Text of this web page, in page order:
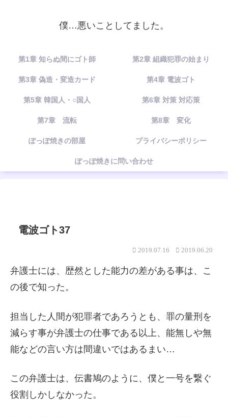
僕…悪いことしてました。
第1章 知らぬ間にゴト師 第2章 組織犯罪の始まり
第3章 偽造・変造カード 第4章 電波ゴト
第5章 韓国人・○国人 第6章 対策 対応策
第7章 流転 第8章 変化
ぽっぽ焼きの部屋 プライバシーポリシー
ぽっぽ焼きに問い合わせ
電波ゴト37
2019.07.16 2019.06.20
弁護士には、歴然とした能力の差がある事は、こ
の後で知った。
担当した人間が犯罪者であろうとも、罪の量刑を
減らす事が弁護士の仕事である以上、能無しや無
能などの言い方は間違いではあるまい…
この弁護士は、伝書鳩のように、僕と一号を繋ぐ
役割しかしなかった。